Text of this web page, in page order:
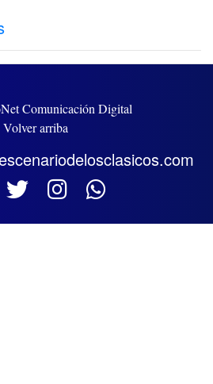
Comunicación Digital
Volver arriba